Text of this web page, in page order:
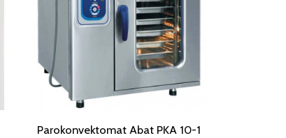
Parokonvektomat Abat PKA 10-1